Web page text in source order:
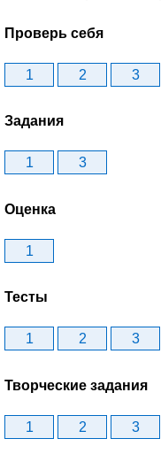
Проверь себя
1 2 3
Задания
1 3
Оценка
1
Тесты
1 2 3
Творческие задания
1 2 3